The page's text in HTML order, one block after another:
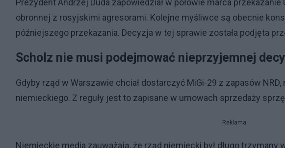
obronnej z rosyjskimi agresorami. Kolejne myśliwce są obecnie
późniejszego przekazania. Decyzja w tej sprawie została podjęta
Scholz nie musi podejmować nieprzyjemnej
Gdyby rząd w Warszawie chciał dostarczyć MiGi-29 z zapasów
niemieckiego. Z reguły jest to zapisane w umowach sprzedaży
Reklama
Niemieckie media zauważają, że rząd niemiecki był długo